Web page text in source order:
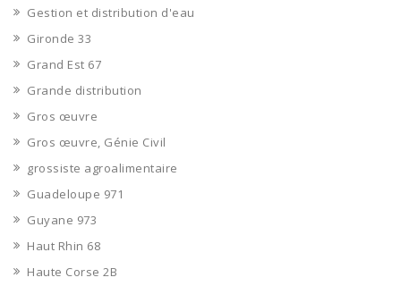
Gestion et distribution d'eau
Gironde 33
Grand Est 67
Grande distribution
Gros œuvre
Gros œuvre, Génie Civil
grossiste agroalimentaire
Guadeloupe 971
Guyane 973
Haut Rhin 68
Haute Corse 2B